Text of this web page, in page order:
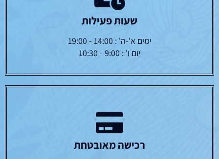
שעות פעילות
ימים א'-ה' : 14:00 - 19:00
יום ו' : 9:00 - 10:30
רכישה מאובטחת